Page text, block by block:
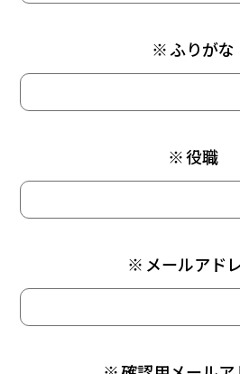
ふりがな
※
役職
※
メールアド
※